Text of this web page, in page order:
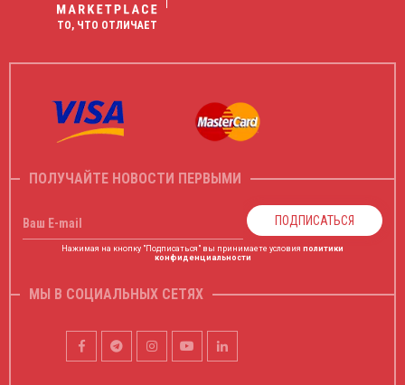
ТО, ЧТО ОТЛИЧАЕТ
ПОЛУЧАЙТЕ НОВОСТИ ПЕРВЫМИ
Ваш E-mail ПОДПИСАТЬСЯ
Нажимая на кнопку "Подписаться" вы принимаете условия политики
конфиденциальности
МЫ В СОЦИАЛЬНЫХ СЕТЯХ